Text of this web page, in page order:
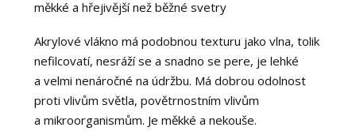
měkké a hřejivější než běžné svetry
Akrylové vlákno má podobnou texturu jako vlna, tolik
nefilcovatí, nesráží se a snadno se pere, je lehké
a velmi nenáročné na údržbu. Má dobrou odolnost
proti vlivům světla, povětrnostním vlivům
a mikroorganismům. Je měkké a nekouše.